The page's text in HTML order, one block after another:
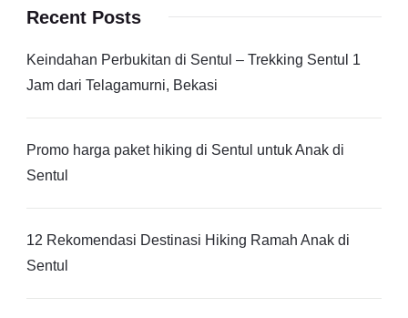
Recent Posts
Keindahan Perbukitan di Sentul – Trekking Sentul 1
Jam dari Telagamurni, Bekasi
Promo harga paket hiking di Sentul untuk Anak di
Sentul
12 Rekomendasi Destinasi Hiking Ramah Anak di
Sentul